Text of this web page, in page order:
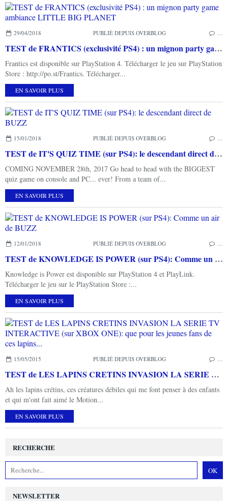
29/04/2018 PUBLIÉ DEPUIS OVERBLOG
TEST de FRANTICS (exclusivité PS4) : un mignon party game ambiance LITTLE BIG PLANET
Frantics est disponible sur PlayStation 4. Télécharger le jeu sur PlayStation
Store : http://po.st/Frantics. Télécharger...
EN SAVOIR PLUS
15/01/2018 PUBLIÉ DEPUIS OVERBLOG
TEST de IT'S QUIZ TIME (sur PS4): le descendant direct de BUZZ
COMING NOVEMBER 28th, 2017 Go head to head with the BIGGEST
quiz game on console and PC... ever! From a team of...
EN SAVOIR PLUS
12/01/2018 PUBLIÉ DEPUIS OVERBLOG
TEST de KNOWLEDGE IS POWER (sur PS4): Comme un air de BUZZ
Knowledge is Power est disponible sur PlayStation 4 et PlayLink.
Télécharger le jeu sur le PlayStation Store :...
EN SAVOIR PLUS
15/05/2015 PUBLIÉ DEPUIS OVERBLOG
TEST de LES LAPINS CRETINS INVASION LA SERIE TV INTERACTIVE (sur XBOX ONE): que pour les jeunes fans de ces lapins...
Ah les lapins crétins, ces créatures débiles qui me font penser à des enfants
et qui m'ont fait aimé le Motion...
EN SAVOIR PLUS
NEWSLETTER
RECHERCHE